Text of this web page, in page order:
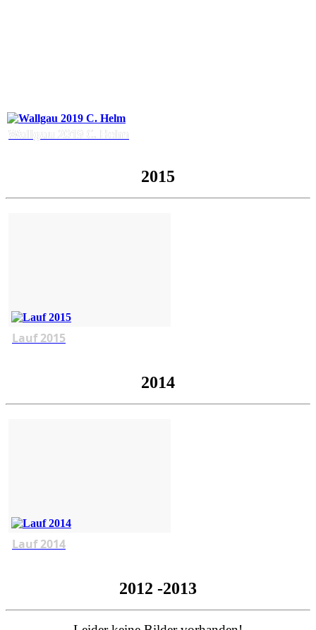
Wallgau 2019 C. Helm
2015
Lauf 2015
2014
Lauf 2014
2012 -2013